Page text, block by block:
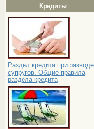
Кредиты
Раздел кредита при разводе
супругов. Общие правила
раздела кредита